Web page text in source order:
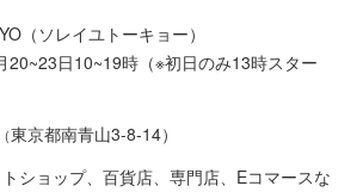
（ソレイユトーキョー）
日10~19時（※初日のみ13時スター
東京都南青山3-8-14）
ショップ、百貨店、専門店、Eコマースな